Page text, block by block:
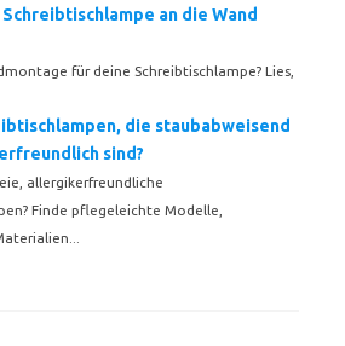
Schreibtischlampe an die Wand
für deine Schreibtischlampe? Lies,
die staubabweisend
sind?
allergikerfreundliche
Finde pflegeleichte Modelle,